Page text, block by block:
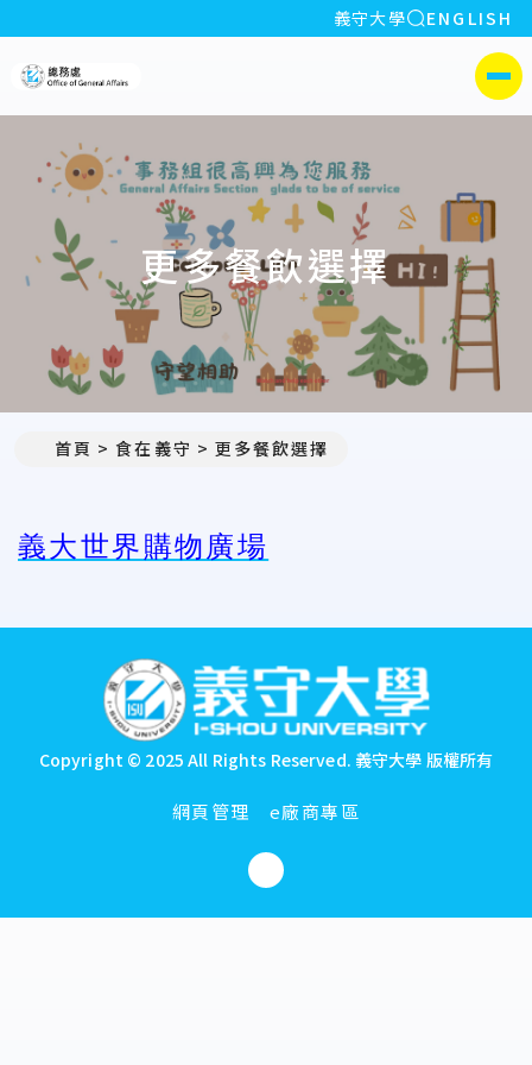
:::
義守大學 全站搜索
ENGLISH
側選單
更多餐飲選擇
首頁 食在義守 更多餐飲選擇
義大世界購物廣場
Copyright © 2025 All Rights Reserved. 義守大學 版權所有
網頁管理 e廠商專區